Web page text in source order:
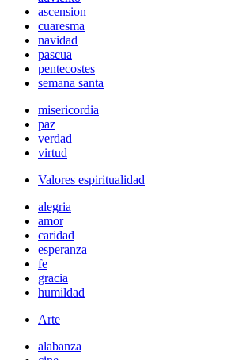
ascension
cuaresma
navidad
pascua
pentecostes
semana santa
misericordia
paz
verdad
virtud
Valores espiritualidad
alegria
amor
caridad
esperanza
fe
gracia
humildad
Arte
alabanza